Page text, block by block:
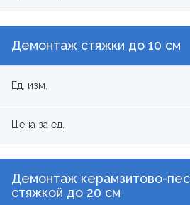
Демонтаж стяжки до 10 см
Ед. изм.
Цена за ед.
Демонтаж керамзитово-
стяжкой до 20 см